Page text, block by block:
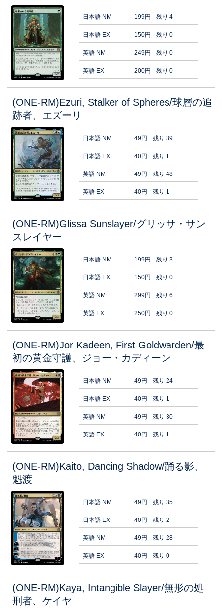
日本語 NM 199円 残り 4
日本語 EX 150円 残り 0
英語 NM 249円 残り 0
英語 EX 200円 残り 0
(ONE-RM)Ezuri, Stalker of Spheres/球層の追
跡者、エズーリ
日本語 NM 49円 残り 39
日本語 EX 40円 残り 1
英語 NM 49円 残り 48
英語 EX 40円 残り 1
(ONE-RM)Glissa Sunslayer/グリッサ・サン
スレイヤー
日本語 NM 199円 残り 3
日本語 EX 150円 残り 0
英語 NM 299円 残り 6
英語 EX 250円 残り 0
(ONE-RM)Jor Kadeen, First Goldwarden/最
初の黄金守護、ジョー・カディーン
日本語 NM 49円 残り 24
日本語 EX 40円 残り 1
英語 NM 49円 残り 30
英語 EX 40円 残り 1
(ONE-RM)Kaito, Dancing Shadow/踊る影、
魁渡
日本語 NM 49円 残り 35
日本語 EX 40円 残り 2
英語 NM 49円 残り 28
英語 EX 40円 残り 0
(ONE-RM)Kaya, Intangible Slayer/無形の処
刑者、ケイヤ